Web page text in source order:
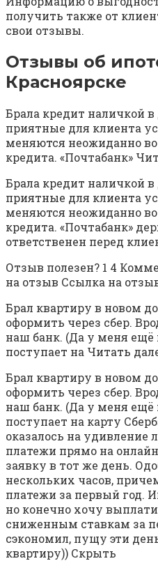
получить также от
свои отзывы.
Отзывы об
Красноярске
Брала кредит наличкой
приятные для клиента
меняются неожиданно
кредита. «Почтабанк»
Брала кредит наличкой
приятные для клиента
меняются неожиданно
кредита. «Почтабанк»
ответственен перед
Отзыв полезен? 1 4
на отзыв Ссылка на
Брал квартиру в новом
оформить через сбер.
наш банк. (Да у меня ещё
поступает на Читать
Брал квартиру в новом
оформить через сбер.
наш банк. (Да у меня ещё
поступает на карту
оказалось на удивление
платежи прямо на
заявку в тот же день.
нескольких часов,
платежи за первый год.
но конечно хочу
сниженным ставкам за
сэкономил, пущу эти
квартиру)) Скрыть